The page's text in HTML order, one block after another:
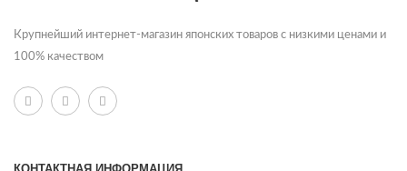
Крупнейший интернет-магазин японских товаров с низкими ценами и
100% качеством